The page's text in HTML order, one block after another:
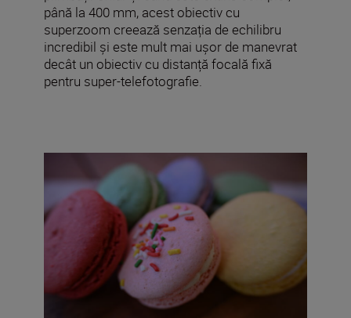
până la 400 mm, acest obiectiv cu
superzoom creează senzația de echilibru
incredibil și este mult mai ușor de manevrat
decât un obiectiv cu distanță focală fixă
pentru super-telefotografie.